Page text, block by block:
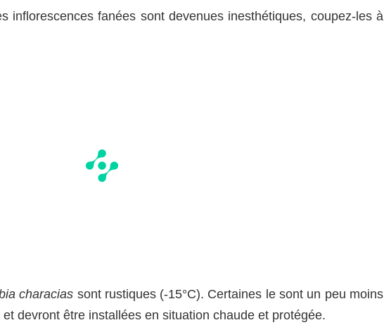
inflorescences fanées sont devenues inesthétiques, coupez-les à
characias sont rustiques (-15°C). Certaines le sont un peu moins
devront être installées en situation chaude et protégée.